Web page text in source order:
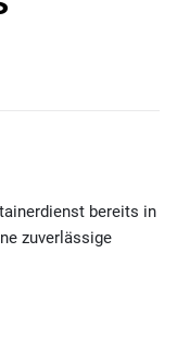
bereits in
zuverlässige